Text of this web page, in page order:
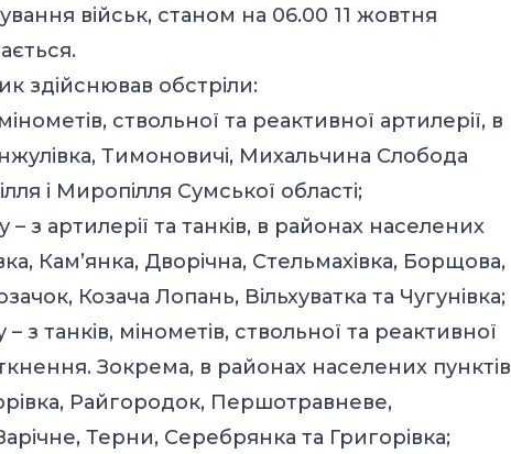
військ, станом на 06.00 11 жовтня
здійснював обстріли:
ствольної та реактивної артилерії, в
Тимоновичі, Михальчина Слобода
і Миропілля Сумської області;
з артилерії та танків, в районах населених
Кам’янка, Дворічна, Стельмахівка, Борщова,
Козача Лопань, Вільхуватка та Чугунівка;
танків, мінометів, ствольної та реактивної
Зокрема, в районах населених пунктів
Райгородок, Першотравневе,
Терни, Серебрянка та Григорівка;